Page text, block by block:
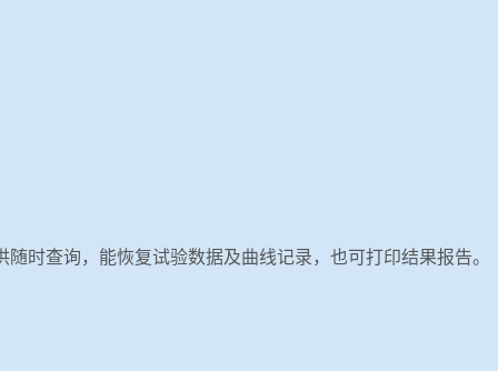
时查询，能恢复试验数据及曲线记录，也可打印结果报告。